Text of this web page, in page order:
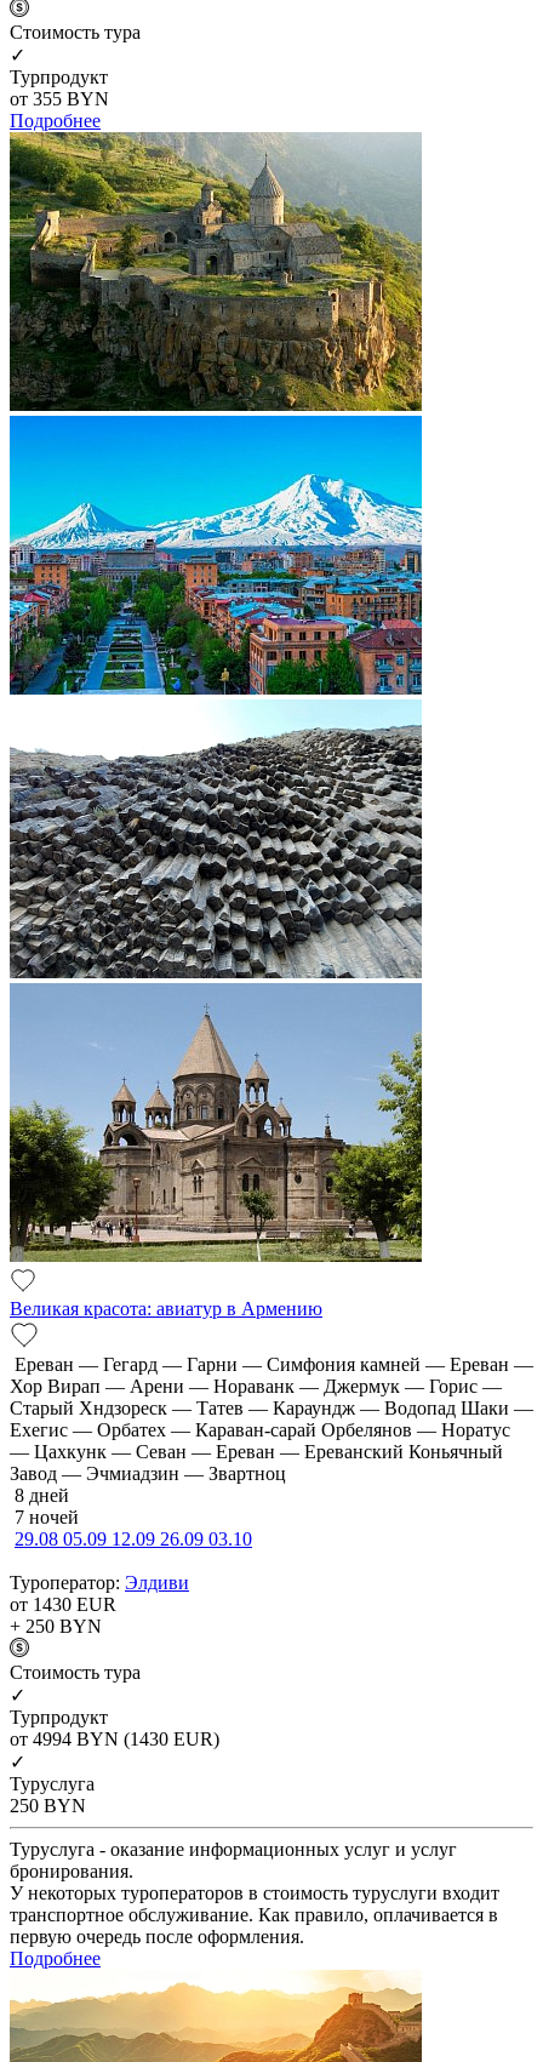
Cтоимость тура
✓
Турпродукт
от 355 BYN
Подробнее
Великая красота: авиатур в Армению
Ереван — Гегард — Гарни — Симфония камней — Ереван —
Хор Вирап — Арени — Нораванк — Джермук — Горис —
Старый Хндзореск — Татев — Караундж — Водопад Шаки —
Ехегис — Орбатех — Караван-сарай Орбелянов — Норатус
— Цахкунк — Севан — Ереван — Ереванский Коньячный
Завод — Эчмиадзин — Звартноц
8 дней
7 ночей
29.08 05.09 12.09 26.09 03.10
Туроператор: Элдиви
от 1430 EUR
+ 250 BYN
Cтоимость тура
✓
Турпродукт
от 4994 BYN (1430 EUR)
✓
Туруслуга
250 BYN
Туруслуга - оказание информационных услуг и услуг
бронирования.
У некоторых туроператоров в стоимость туруслуги входит
транспортное обслуживание. Как правило, оплачивается в
первую очередь после оформления.
Подробнее